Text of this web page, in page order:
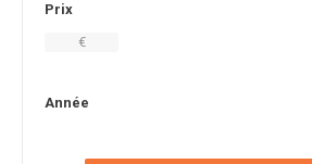
Prix
€
Année